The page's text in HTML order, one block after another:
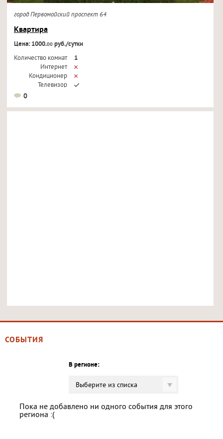
город Первомайский проспект 64
Квартира
Цена: 1000.00руб./сутки
Количество комнат
1
Интернет
Кондиционер
Телевизор
0
СОБЫТИЯ
В регионе:
Выберите из списка
Пока не добавлено ни одного события для этого
региона :(